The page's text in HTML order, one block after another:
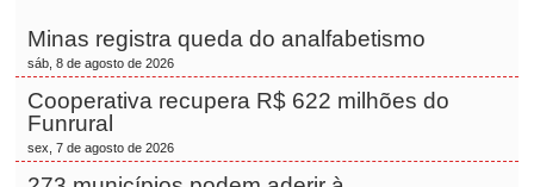
Minas registra queda do analfabetismo
sáb, 8 de agosto de 2026
Cooperativa recupera R$ 622 milhões do
Funrural
sex, 7 de agosto de 2026